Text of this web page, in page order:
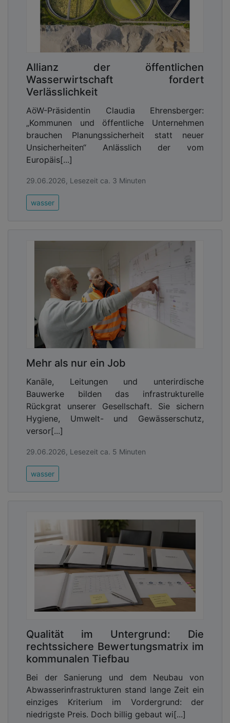
Allianz der öffentlichen
Wasserwirtschaft fordert
Verlässlichkeit
AöW-Präsidentin Claudia Ehrensberger:
„Kommunen und öffentliche Unternehmen
brauchen Planungssicherheit statt neuer
Unsicherheiten“ Anlässlich der vom
Europäis[...]
29.06.2026, Lesezeit ca. 3 Minuten
wasser
Mehr als nur ein Job
Kanäle, Leitungen und unterirdische
Bauwerke bilden das infrastrukturelle
Rückgrat unserer Gesellschaft. Sie sichern
Hygiene, Umwelt- und Gewässerschutz,
versor[...]
29.06.2026, Lesezeit ca. 5 Minuten
wasser
Qualität im Untergrund: Die
rechtssichere Bewertungsmatrix im
kommunalen Tiefbau
Bei der Sanierung und dem Neubau von
Abwasserinfrastrukturen stand lange Zeit ein
einziges Kriterium im Vordergrund: der
niedrigste Preis. Doch billig gebaut wi[...]